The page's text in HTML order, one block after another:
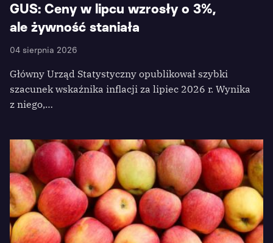
GUS: Ceny w lipcu wzrosły o 3%,
ale żywność staniała
04 sierpnia 2026
Główny Urząd Statystyczny opublikował szybki
szacunek wskaźnika inflacji za lipiec 2026 r. Wynika
z niego,…